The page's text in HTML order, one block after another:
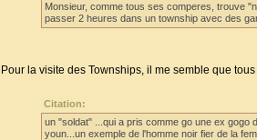
Monsieur, comme tous ses comperes, trouve
passer 2 heures dans un township avec des
Pour la visite des Townships, il me semble que
Citation:
un "soldat" ...qui a pris comme go une ex
youn...un exemple de l'homme noir fier de la